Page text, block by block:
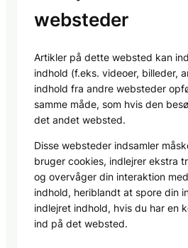
websteder
Artikler på dette websted kan
indhold (f.eks. videoer, billeder,
indhold fra andre websteder
samme måde, som hvis den
det andet websted.
Disse websteder indsamler
bruger cookies, indlejrer ekstra
og overvåger din interaktion
indhold, heriblandt at spore din
indlejret indhold, hvis du har en
ind på det websted.